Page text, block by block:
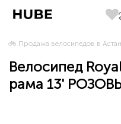
🚲 Продажа велосипедов в
Велосипед
рама 13'